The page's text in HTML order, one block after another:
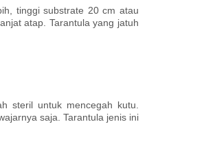
tinggi substrate 20 cm atau
atap. Tarantula yang jatuh
steril untuk mencegah kutu.
saja. Tarantula jenis ini